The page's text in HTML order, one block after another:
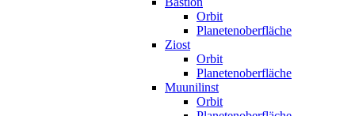
Orbit
Planetenoberfläche
Ziost
Orbit
Planetenoberfläche
Muunilinst
Orbit